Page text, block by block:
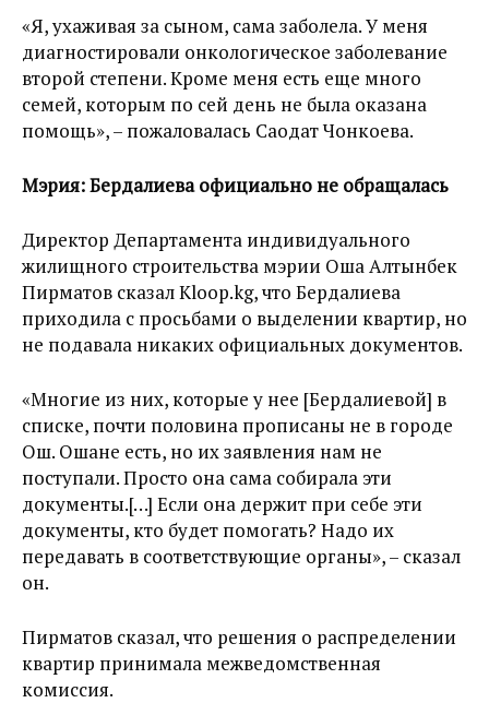
«Я, ухаживая за сыном, сама заболела. У меня
диагностировали онкологическое заболевание
второй степени. Кроме меня есть еще много
семей, которым по сей день не была оказана
помощь», – пожаловалась Саодат Чонкоева.
Мэрия: Бердалиева официально не обращалась
Директор Департамента индивидуального
жилищного строительства мэрии Оша Алтынбек
Пирматов сказал Kloop.kg, что Бердалиева
приходила с просьбами о выделении квартир, но
не подавала никаких официальных документов.
«Многие из них, которые у нее [Бердалиевой] в
списке, почти половина прописаны не в городе
Ош. Ошане есть, но их заявления нам не
поступали. Просто она сама собирала эти
документы.[…] Если она держит при себе эти
документы, кто будет помогать? Надо их
передавать в соответствующие органы», – сказал
он.
Пирматов сказал, что решения о распределении
квартир принимала межведомственная
комиссия.